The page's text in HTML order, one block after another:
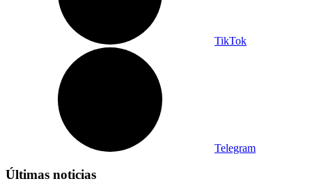
TikTok
Telegram
Últimas noticias